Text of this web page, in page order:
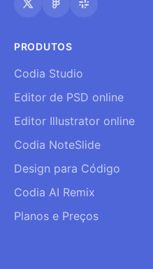
PRODUTOS
Codia Studio
Editor de PSD online
Editor Illustrator online
Codia NoteSlide
Design para Código
Codia AI Remix
Planos e Preços